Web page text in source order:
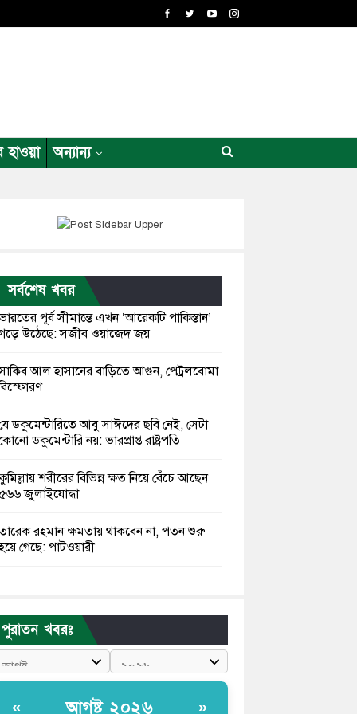
হাওয়া অন্যান্য
সর্বশেষ খবর
পূর্ব সীমান্তে এখন ‘আরেকটি পাকিস্তান’
উঠেছে: সজীব ওয়াজেদ জয়
আল হাসানের বাড়িতে আগুন, পেট্রলবোমা
ডকুমেন্টারিতে আবু সাঈদের ছবি নেই, সেটা
ডকুমেন্টারি নয়: ভারপ্রাপ্ত রাষ্ট্রপতি
শরীরের বিভিন্ন ক্ষত নিয়ে বেঁচে আছেন
জুলাইযোদ্ধা
রহমান ক্ষমতায় থাকবেন না, পতন শুরু
গেছে: পাটওয়ারী
জুলাই কোনো শ্রেণি বা গোষ্ঠীর নয়, এটি সর্বস্তরের
ড. ইউনূস
পাইপ মাথায় হেলমেট পড়ে মাঠে যুবদল নেতা
পুরাতন খবরঃ
« আগষ্ট ২০২৬ »